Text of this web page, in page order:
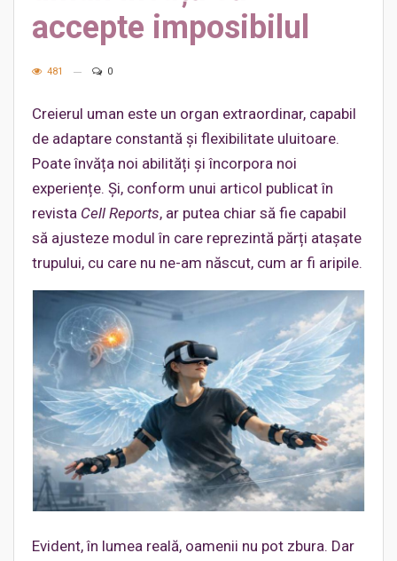
accepte imposibilul
481 0
Creierul uman este un organ extraordinar, capabil
de adaptare constantă și flexibilitate uluitoare.
Poate învăța noi abilități și încorpora noi
experiențe. Și, conform unui articol publicat în
revista Cell Reports, ar putea chiar să fie capabil
să ajusteze modul în care reprezintă părți atașate
trupului, cu care nu ne-am născut, cum ar fi aripile.
Evident, în lumea reală, oamenii nu pot zbura. Dar